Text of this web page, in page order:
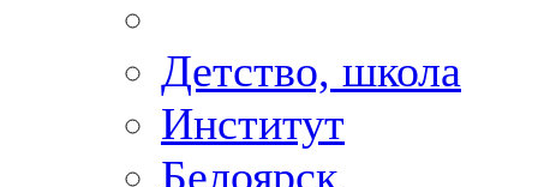
Детство, школа
Институт
Белоярск